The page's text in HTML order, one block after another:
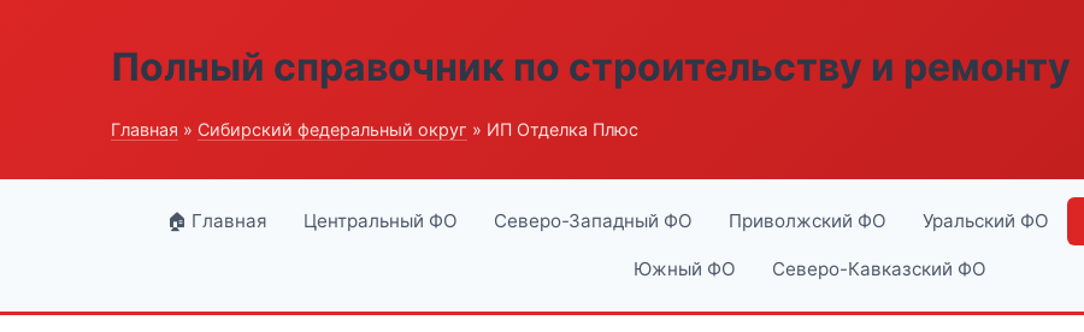
Полный справочник по строительству и ремонту
Главная » Сибирский федеральный округ » ИП Отделка Плюс
🏠 Главная Центральный ФО Северо-Западный ФО Приволжский ФО Уральский ФО
Южный ФО Северо-Кавказский ФО